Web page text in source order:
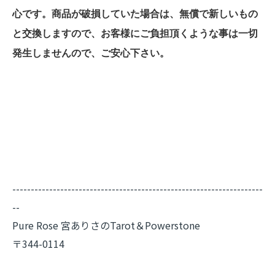
心です。商品が破損していた場合は、無償で新しいもの
と交換しますので、お客様にご負担頂くような事は一切
発生しませんので、ご安心下さい。
--------------------------------------------------------------------
--
Pure Rose 宮ありさのTarot＆Powerstone
〒344-0114